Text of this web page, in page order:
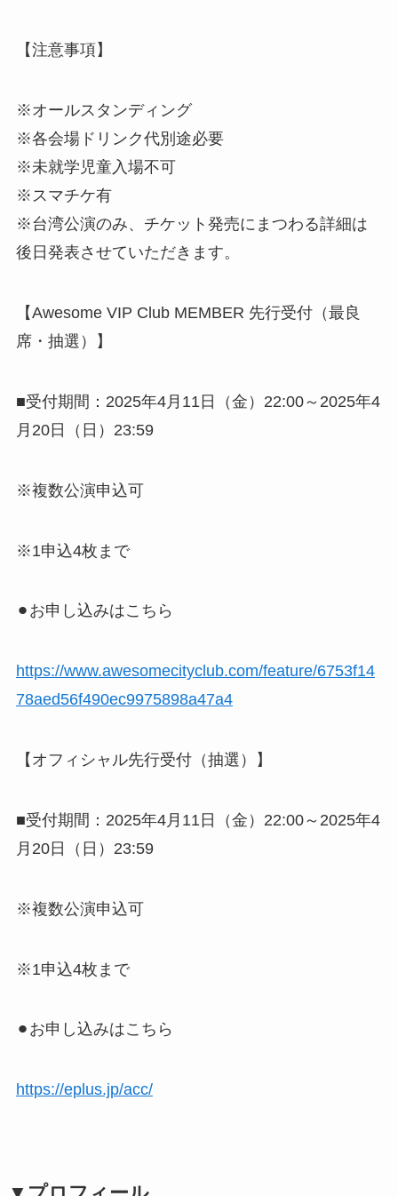
【注意事項】
※オールスタンディング
※各会場ドリンク代別途必要
※未就学児童入場不可
※スマチケ有
※台湾公演のみ、チケット発売にまつわる詳細は
後日発表させていただきます。
【Awesome VIP Club MEMBER 先行受付（最良
席・抽選）】
■受付期間：2025年4月11日（金）22:00～2025年4
月20日（日）23:59
※複数公演申込可
※1申込4枚まで
⚫︎お申し込みはこちら
https://www.awesomecityclub.com/feature/6753f14
78aed56f490ec9975898a47a4
【オフィシャル先行受付（抽選）】
■受付期間：2025年4月11日（金）22:00～2025年4
月20日（日）23:59
※複数公演申込可
※1申込4枚まで
⚫︎お申し込みはこちら
https://eplus.jp/acc/